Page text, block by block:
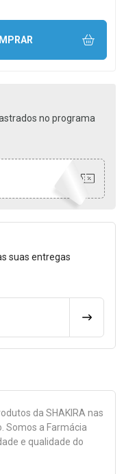
UNIDADE
no programa
Frete
suas entregas
da SHAKIRA nas
Somos a Farmácia
e qualidade do